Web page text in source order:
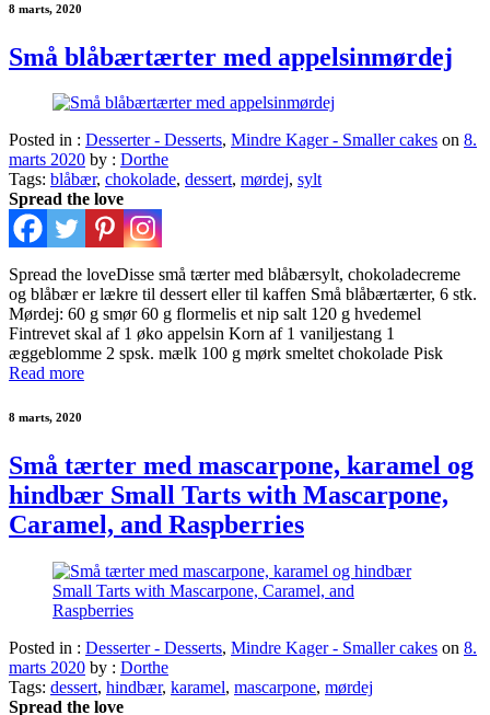
8 marts, 2020
Små blåbærtærter med appelsinmørdej
Posted in : Desserter - Desserts, Mindre Kager - Smaller cakes on 8.
marts 2020 by : Dorthe
Tags: blåbær, chokolade, dessert, mørdej, sylt
Spread the love
Spread the loveDisse små tærter med blåbærsylt, chokoladecreme
og blåbær er lækre til dessert eller til kaffen Små blåbærtærter, 6 stk.
Mørdej: 60 g smør 60 g flormelis et nip salt 120 g hvedemel
Fintrevet skal af 1 øko appelsin Korn af 1 vaniljestang 1
æggeblomme 2 spsk. mælk 100 g mørk smeltet chokolade Pisk
Read more
8 marts, 2020
Små tærter med mascarpone, karamel og
hindbær Small Tarts with Mascarpone,
Caramel, and Raspberries
Posted in : Desserter - Desserts, Mindre Kager - Smaller cakes on 8.
marts 2020 by : Dorthe
Tags: dessert, hindbær, karamel, mascarpone, mørdej
Spread the love